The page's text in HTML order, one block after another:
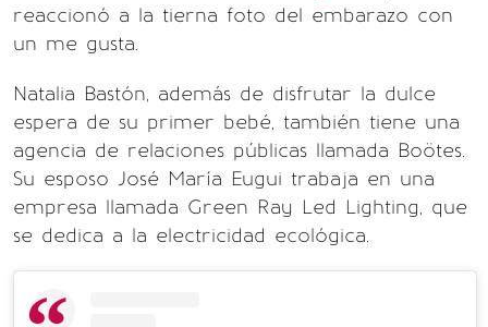
reaccionó a la tierna foto del embarazo con
un me gusta.
Natalia Bastón, además de disfrutar la dulce
espera de su primer bebé, también tiene una
agencia de relaciones públicas llamada Boötes.
Su esposo José María Eugui trabaja en una
empresa llamada Green Ray Led Lighting, que
se dedica a la electricidad ecológica.